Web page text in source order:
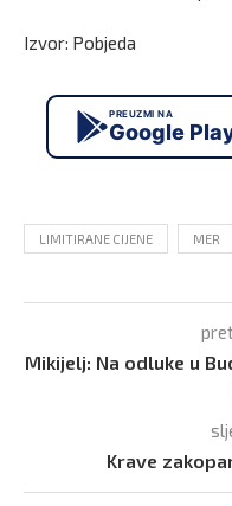
Izvor: Pobjeda
PREUZMI NA
Google
LIMITIRANE CIJENE MER
Mikijelj: Na odluke u
Krave